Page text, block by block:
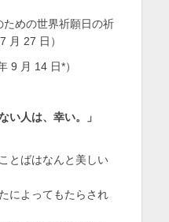
めの世界祈願日の祈
月 27 日）
9 月 14 日*）
い人は、幸い。」
とばはなんと美しい
によってもたらされ